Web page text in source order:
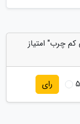
کم چرب" امتیاز
5 رای